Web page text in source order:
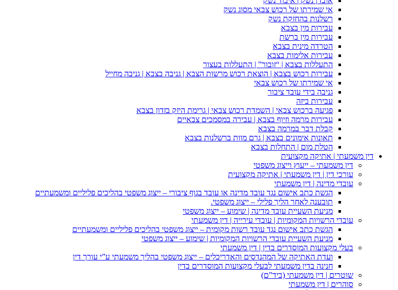
אי שמירתו של רכוש צבאי מסוג נשק
רשלנות בהחזקת נשק
עבירות מין בצבא
עבירות מין ברשת
הטרדה מינית בצבא
עבירות אלימות בצבא
התעללות בצבא | “זובור” | התעללות בעצור
עבירות רכוש בצבא | הוצאת רכוש מרשות הצבא | גניבה בצבא | גניבה מחייל
אי שמירתו של רכוש צבאי
גניבה בידי עובד ציבור
עבירות ביזה
פגיעה ברכוש צבאי | השמדת רכוש צבאי | גרימת היזק בזדון בצבא
עבירות מרמה וזיוף בצבא | עבירה במסמכים צבאיים
קבלת דבר במרמה בצבא
תאונות אימונים בצבא | גרם מוות ברשלנות בצבא
הטלת מום | התחלות בצבא
דין משמעתי | אתיקה מקצועית
דין משמעתי – ייעוץ וייצוג משפטי
עורכי דין | דין משמעתי | אתיקה מקצועית
עובדי מדינה | דין משמעתי
הגשת כתב אישום נגד עובד מדינה או עובד בגוף ציבורי – ייצוג משפטי בהליכים פליליים ומשמעתיים
תובענה לאחר הליך פלילי – ייצוג משפטי.
מניעת השעיית עובד מדינה | שימוע – ייצוג משפטי
עובדי הרשויות המקומיות | עובדי עירייה | דין משמעתי
הגשת כתב אישום נגד עובד רשות מקומית – ייצוג משפטי בהליכים פליליים ומשמעתיים
מניעת השעיית עובדי הרשויות המקומיות | שימוע – ייצוג משפטי
בעלי מקצועות המוסדרים בדין | דין משמעתי
ועדת האתיקה של המהנדסים והאדריכלים – ייצוג משפטי בהליך משמעתי ע”י עורך דין
חנינה בדין משמעתי לבעלי מקצועות המוסדרים בדין
שוטרים | דין משמעתי (ביד”ם)
סוהרים | דין משמעתי